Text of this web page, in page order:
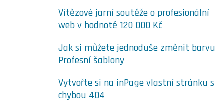
Vítězové jarní soutěže o profesionální
web v hodnotě 120 000 Kč
Jak si můžete jednoduše změnit barvu
Profesní šablony
Vytvořte si na inPage vlastní stránku s
chybou 404